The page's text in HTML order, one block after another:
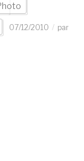
07/12/2010
par